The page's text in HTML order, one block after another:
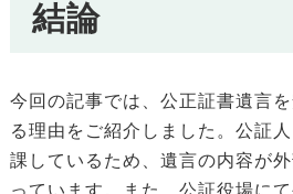
結論
今回の記事では、公正証書遺言
る理由をご紹介しました。公証
課しているため、遺言の内容が
っています。また、公証役場に